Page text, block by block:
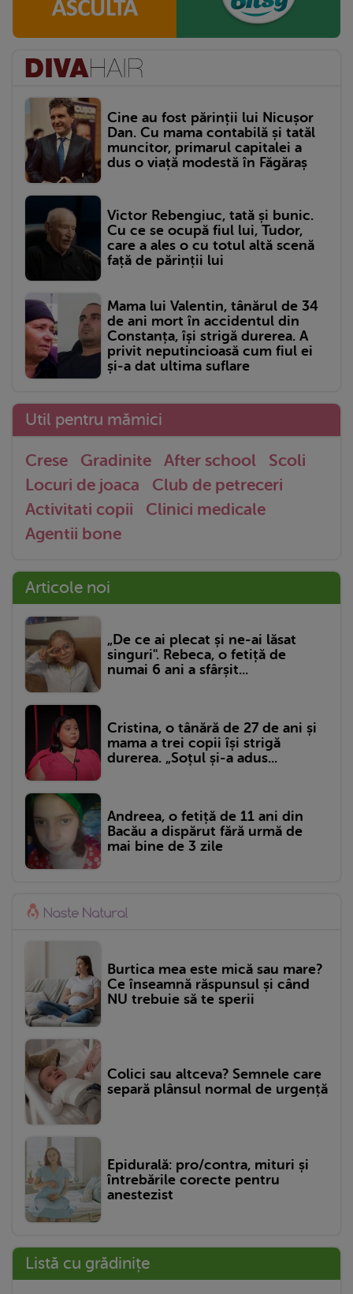
Cine au fost părinții lui Nicușor
Dan. Cu mama contabilă și tatăl
muncitor, primarul capitalei a
dus o viață modestă în Făgăraș
Victor Rebengiuc, tată și bunic.
Cu ce se ocupă fiul lui, Tudor,
care a ales o cu totul altă scenă
față de părinții lui
Mama lui Valentin, tânărul de 34
de ani mort în accidentul din
Constanța, își strigă durerea. A
privit neputincioasă cum fiul ei
și-a dat ultima suflare
Util pentru mămici
Crese Gradinite After school
Scoli
Locuri de joaca
Club de petreceri
Activitati copii
Clinici medicale
Agentii bone
Articole noi
„De ce ai plecat și ne-ai lăsat
singuri". Rebeca, o fetiță de
numai 6 ani a sfârșit...
Cristina, o tânără de 27 de ani și
mama a trei copii își strigă
durerea. „Soțul și-a adus...
Andreea, o fetiță de 11 ani din
Bacău a dispărut fără urmă de
mai bine de 3 zile
Burtica mea este mică sau mare?
Ce înseamnă răspunsul și când
NU trebuie să te sperii
Colici sau altceva? Semnele care
separă plânsul normal de urgență
Epidurală: pro/contra, mituri și
întrebările corecte pentru
anestezist
Listă cu grădinițe